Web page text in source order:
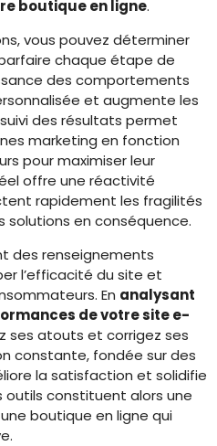
boutique en ligne.
vous pouvez déterminer
chaque étape de
des comportements
et augmente les
des résultats permet
marketing en fonction
pour maximiser leur
offre une réactivité
rapidement les fragilités
en conséquence.
des renseignements
l’efficacité du site et
En analysant
de votre site e-
ses atouts et corrigez ses
constante, fondée sur des
la satisfaction et solidifie
outils constituent alors une
boutique en ligne qui